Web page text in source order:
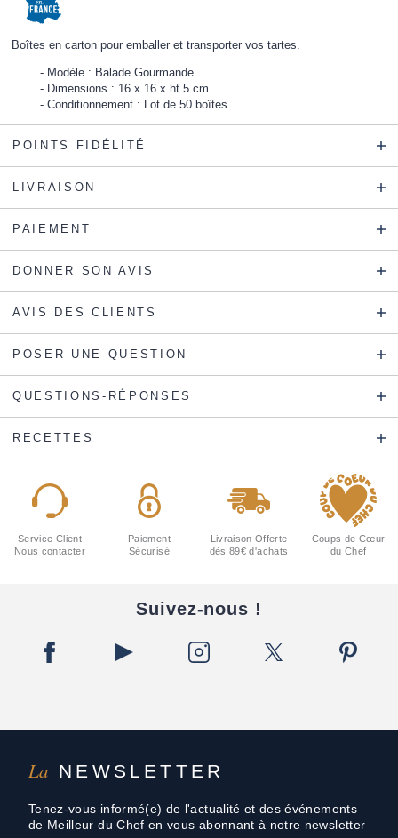
Boîtes en carton pour emballer et transporter vos tartes.
Modèle : Balade Gourmande
Dimensions : 16 x 16 x ht 5 cm
Conditionnement : Lot de 50 boîtes
POINTS FIDÉLITÉ
LIVRAISON
PAIEMENT
DONNER SON AVIS
AVIS DES CLIENTS
POSER UNE QUESTION
QUESTIONS-RÉPONSES
RECETTES
La NEWSLETTER
Tenez-vous informé(e) de l'actualité et des événements
de Meilleur du Chef en vous abonnant à notre newsletter
Service Client
Nous contacter
Paiement
Sécurisé
Livraison Offerte
dès 89€ d'achats
Coups de Cœur
du Chef
Suivez-nous !